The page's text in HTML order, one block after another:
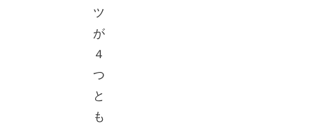
ツ
が
４
つ
と
も